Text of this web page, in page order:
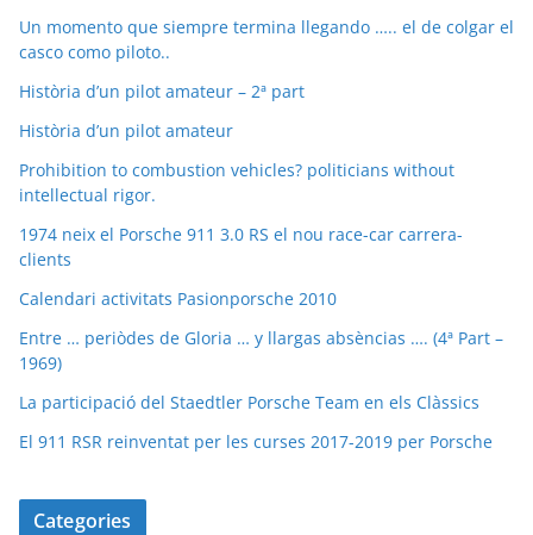
Un momento que siempre termina llegando ….. el de colgar el
casco como piloto..
Història d’un pilot amateur – 2ª part
Història d’un pilot amateur
Prohibition to combustion vehicles? politicians without
intellectual rigor.
1974 neix el Porsche 911 3.0 RS el nou race-car carrera-
clients
Calendari activitats Pasionporsche 2010
Entre … periòdes de Gloria … y llargas absèncias …. (4ª Part –
1969)
La participació del Staedtler Porsche Team en els Clàssics
El 911 RSR reinventat per les curses 2017-2019 per Porsche
Categories